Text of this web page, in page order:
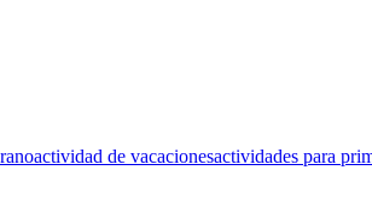
actividad de vacacionesactividades para